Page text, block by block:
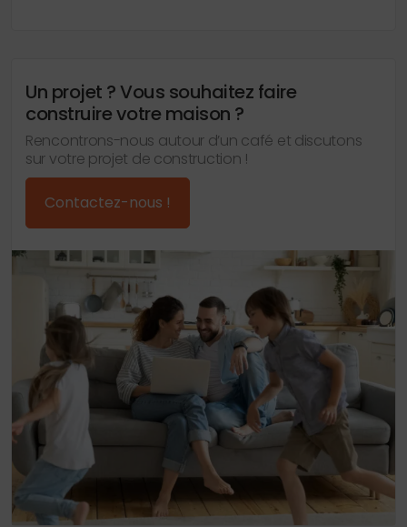
Un projet ? Vous souhaitez faire
construire votre maison ?
Rencontrons-nous autour d’un café et discutons
sur votre projet de construction !
Contactez-nous !